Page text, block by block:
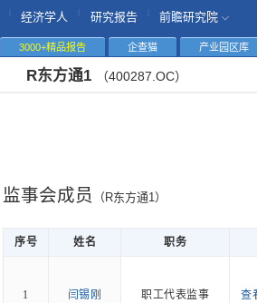
经济学人 研究报告 前瞻研究院
3000+精品报告 企查猫 产业园区库
R东方通1 （400287.OC）
监事会成员 （R东方通1）
序号 姓名 职务
1 闫锡刚 职工代表监事 查